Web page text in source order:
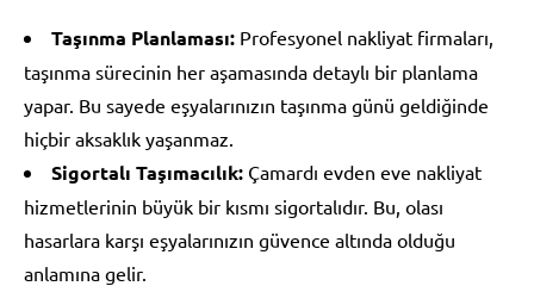
Taşınma Planlaması: Profesyonel nakliyat firmaları,
taşınma sürecinin her aşamasında detaylı bir planlama
yapar. Bu sayede eşyalarınızın taşınma günü geldiğinde
hiçbir aksaklık yaşanmaz.
Sigortalı Taşımacılık: Çamardı evden eve nakliyat
hizmetlerinin büyük bir kısmı sigortalıdır. Bu, olası
hasarlara karşı eşyalarınızın güvence altında olduğu
anlamına gelir.